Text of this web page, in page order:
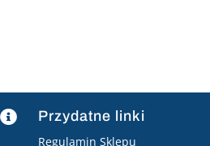
 Przydatne linki
Regulamin Sklepu